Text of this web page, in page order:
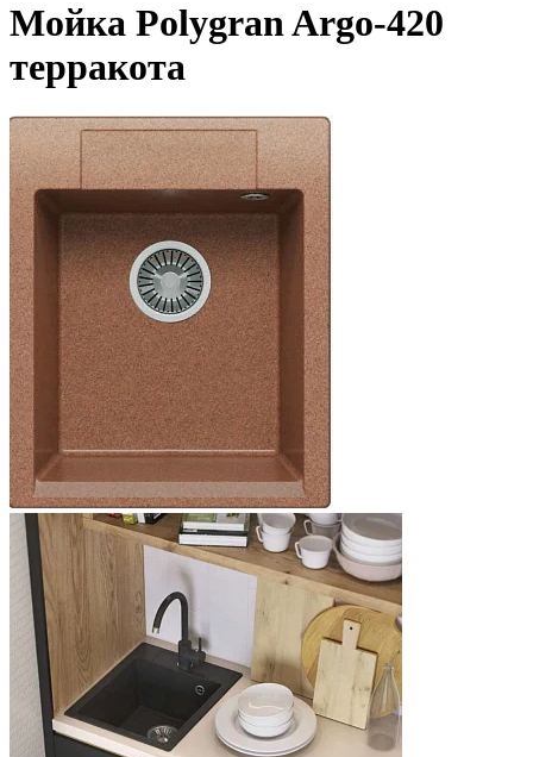
Мойка Polygran Argo-420
терракота